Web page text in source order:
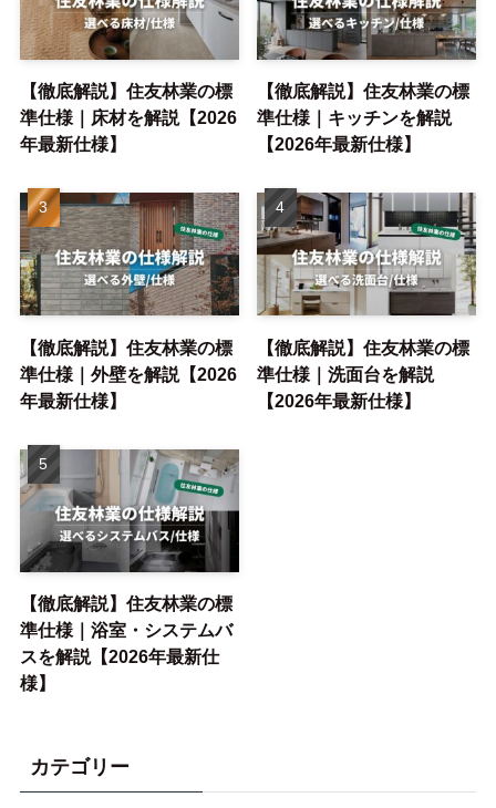
【徹底解説】住友林業の標
準仕様｜床材を解説【2026
年最新仕様】
【徹底解説】住友林業の標
準仕様｜キッチンを解説
【2026年最新仕様】
【徹底解説】住友林業の標
準仕様｜外壁を解説【2026
年最新仕様】
【徹底解説】住友林業の標
準仕様｜洗面台を解説
【2026年最新仕様】
【徹底解説】住友林業の標
準仕様｜浴室・システムバ
スを解説【2026年最新仕
様】
カテゴリー